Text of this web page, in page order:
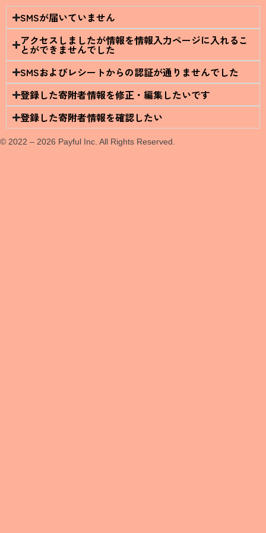
SMSが届いていません
アクセスしましたが情報を情報入力ページに入れるこ
とができませんでした
SMSおよびレシートからの認証が通りませんでした
登録した寄附者情報を修正・編集したいです
登録した寄附者情報を確認したい
© 2022 – 2026 Payful Inc. All Rights Reserved.